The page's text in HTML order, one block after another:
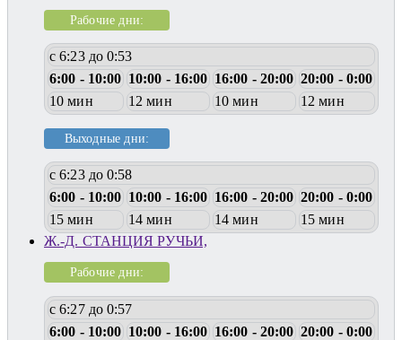
Рабочие дни:
с 6:23 до 0:53
6:00 - 10:00 10:00 - 16:00 16:00 - 20:00 20:00 - 0:00
10 мин
12 мин 10 мин 12 мин
Выходные дни:
с 6:23 до 0:58
6:00 - 10:00 10:00 - 16:00 16:00 - 20:00 20:00 - 0:00
15 мин
14 мин 14 мин
15 мин
Ж.-Д. СТАНЦИЯ РУЧЬИ,
Рабочие дни:
с 6:27 до 0:57
6:00 - 10:00 10:00 - 16:00 16:00 - 20:00 20:00 - 0:00